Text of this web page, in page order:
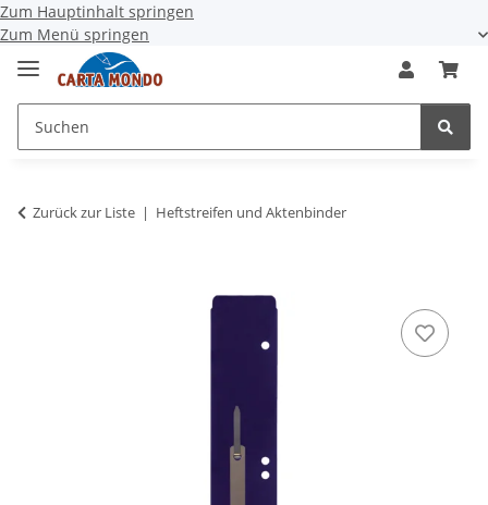
Zum Hauptinhalt springen
Zum Menü springen
Zurück zur Liste Heftstreifen und Aktenbinder